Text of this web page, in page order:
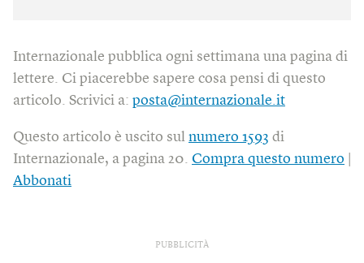
Internazionale pubblica ogni settimana una pagina di
lettere. Ci piacerebbe sapere cosa pensi di questo
articolo. Scrivici a: posta@internazionale.it
Questo articolo è uscito sul numero 1593 di
Internazionale, a pagina 20. Compra questo numero
Abbonati
PUBBLICITÀ